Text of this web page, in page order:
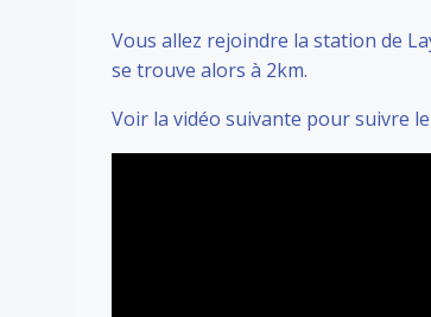
Vous allez rejoindre la station de
se trouve alors à 2km.
Voir la vidéo suivante pour suivre